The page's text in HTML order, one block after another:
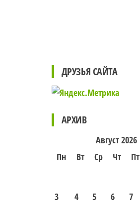
ДРУЗЬЯ САЙТА
АРХИВ
Август 2026
Пн
Вт Ср Чт Пт
3
4 5 6 7